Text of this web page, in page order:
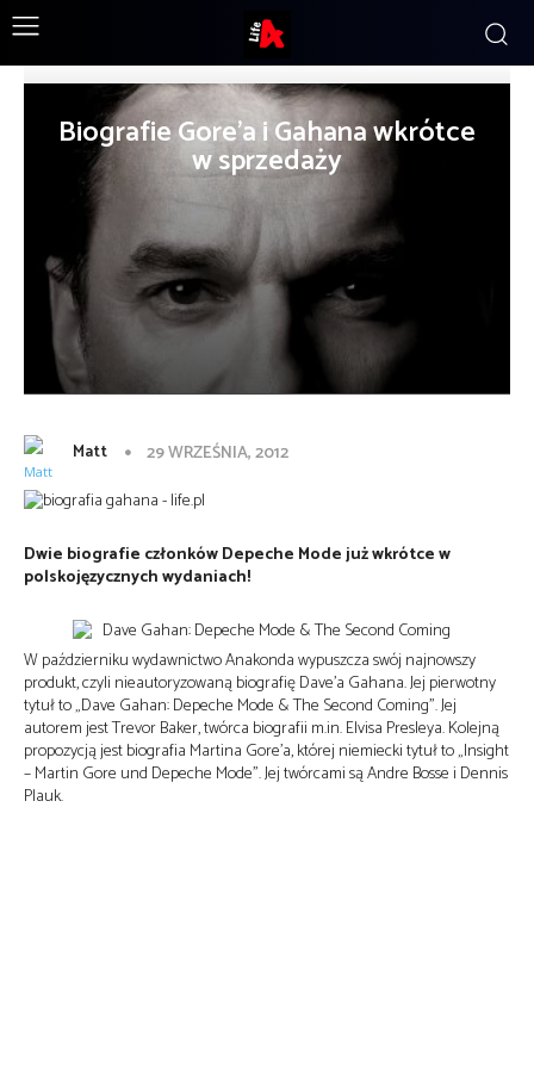
Biografie Gore’a i Gahana wkrótce
w sprzedaży
Matt 29 WRZEŚNIA, 2012
Dwie biografie członków Depeche Mode już wkrótce w
polskojęzycznych wydaniach!
W październiku wydawnictwo Anakonda wypuszcza swój najnowszy
produkt, czyli nieautoryzowaną biografię Dave’a Gahana. Jej pierwotny
tytuł to „Dave Gahan: Depeche Mode & The Second Coming”. Jej
autorem jest Trevor Baker, twórca biografii m.in. Elvisa Presleya. Kolejną
propozycją jest biografia Martina Gore’a, której niemiecki tytuł to „Insight
– Martin Gore und Depeche Mode”. Jej twórcami są Andre Bosse i Dennis
Plauk.